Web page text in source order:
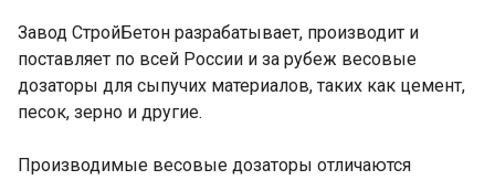
Завод СтройБетон разрабатывает, производит и
поставляет по всей России и за рубеж весовые
дозаторы для сыпучих материалов, таких как цемент,
песок, зерно и другие.
Производимые весовые дозаторы отличаются